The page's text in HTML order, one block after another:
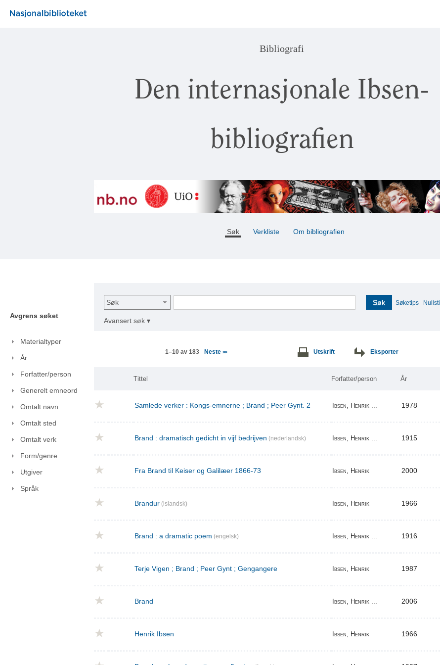
Bibliografi
Den internasjonale Ibsen-
bibliografien
Søk Verkliste Om bibliografien
Avgrens søket
Materialtyper
År
Forfatter/person
Generelt emneord
Omtalt navn
Omtalt sted
Omtalt verk
Form/genre
Utgiver
Språk
Søk Søk Søketips Nullstill
Avansert søk ▾
1–10 av 183 Neste >> Utskrift Eksporter
Tittel Forfatter/person År
Samlede verker : Kongs-emnerne ; Brand ; Peer Gynt. 2 Ibsen, Henrik ... 1978
Brand : dramatisch gedicht in vijf bedrijven (nederlandsk) Ibsen, Henrik ... 1915
Fra Brand til Keiser og Galilæer 1866-73 Ibsen, Henrik 2000
Brandur (islandsk) Ibsen, Henrik 1966
Brand : a dramatic poem (engelsk) Ibsen, Henrik ... 1916
Terje Vigen ; Brand ; Peer Gynt ; Gengangere Ibsen, Henrik 1987
Brand Ibsen, Henrik ... 2006
Henrik Ibsen Ibsen, Henrik 1966